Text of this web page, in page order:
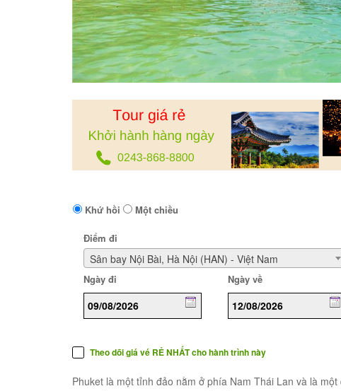
Khứ hồi Một chiều
Điểm đi
Sân bay Nội Bài, Hà Nội (HAN) - Việt Nam
Ngày đi Ngày về
Theo dõi giá vé RẺ NHẤT cho hành trình này
Phuket là một tỉnh đảo nằm ở phía Nam Thái Lan và là